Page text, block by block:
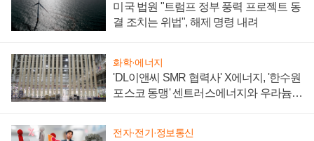
미국 법원 "트럼프 정부 풍력 프로젝트 동
결 조치는 위법", 해제 명령 내려
화학·에너지
'DL이앤씨 SMR 협력사' X에너지, '한수원
포스코 동맹' 센트러스에너지와 우라늄
전자·전기·정보통신